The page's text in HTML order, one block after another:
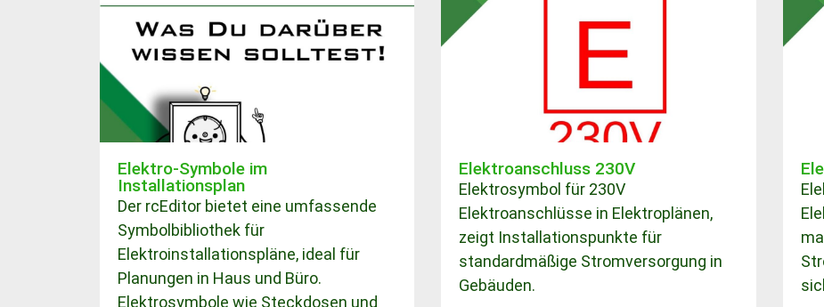
Elektro-Symbole im
Installationsplan
Der rcEditor bietet eine umfassende
Symbolbibliothek für
Elektroinstallationspläne, ideal für
Planungen in Haus und Büro.
Elektrosymbole wie Steckdosen und
Elektroanschluss 230V
Elektrosymbol für 230V
Elektroanschlüsse in Elektroplänen,
zeigt Installationspunkte für
standardmäßige Stromversorgung in
Gebäuden.